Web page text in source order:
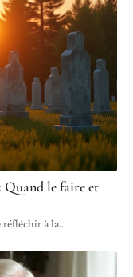
Quand le faire et
réfléchir à la…